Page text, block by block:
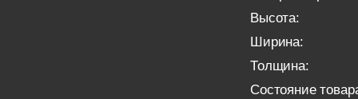
Высота:
Ширина:
Толщина:
Состояние